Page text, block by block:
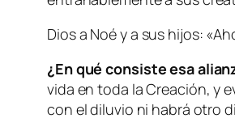
Dios a Noé y a sus hijos:
¿En qué consiste esa
vida en toda la Creación, y
con el diluvio ni habrá otro